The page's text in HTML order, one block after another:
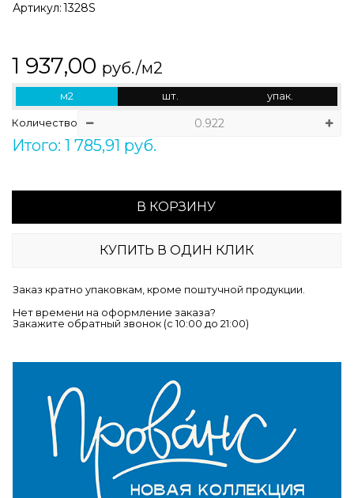
Артикул: 1328S
1 937,00 руб./м2
м2 шт. упак.
Количество
Итого: 1 785,91 руб.
В КОРЗИНУ
КУПИТЬ В ОДИН КЛИК
Заказ кратно упаковкам, кроме поштучной продукции.
Нет времени на оформление заказа?
Закажите обратный звонок (c 10:00 до 21:00)